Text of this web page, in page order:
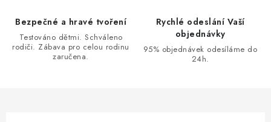
Bezpečné a hravé tvoření
Testováno dětmi. Schváleno
rodiči. Zábava pro celou rodinu
zaručena.
Rychlé odeslání Vaší
objednávky
95% objednávek odesíláme do
24h.